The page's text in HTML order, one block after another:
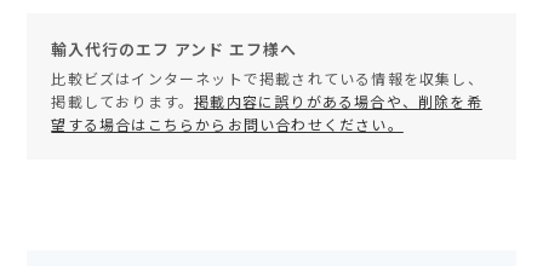
輸入代行のエフ アンド エフ様へ
比較ビズはインターネットで掲載されている情報を収集し、
掲載しております。掲載内容に誤りがある場合や、削除を希
望する場合はこちらからお問い合わせください。